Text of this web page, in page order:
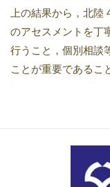
上の結果から，北
のアセスメントを丁
行うこと，個別相談
ことが重要であるこ